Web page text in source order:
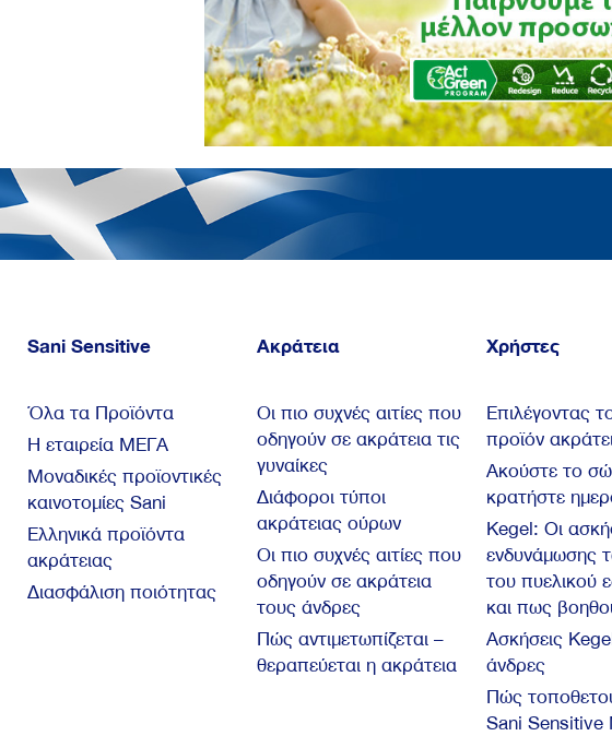
Sani Sensitive
Όλα τα Προϊόντα
Η εταιρεία ΜΕΓΑ
Μοναδικές προϊοντικές
καινοτομίες Sani
Ελληνικά προϊόντα
ακράτειας
Διασφάλιση ποιότητας
Ακράτεια
Οι πιο συχνές αιτίες που
οδηγούν σε ακράτεια τις
γυναίκες
Διάφοροι τύποι
ακράτειας ούρων
Οι πιο συχνές αιτίες που
οδηγούν σε ακράτεια
τους άνδρες
Πώς αντιμετωπίζεται –
θεραπεύεται η ακράτεια
Χρήστες
Επιλέγοντας
προϊόν
Ακούστε το
κρατήστε
Kegel: Oι
ενδυνάμωσης
του πυελικού
και πως
Ασκήσεις
άνδρες
Πώς
Sani Sensitive